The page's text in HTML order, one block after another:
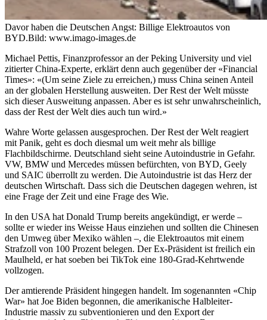
Davor haben die Deutschen Angst: Billige Elektroautos von
BYD.Bild: www.imago-images.de
Michael Pettis, Finanzprofessor an der Peking University und viel
zitierter China-Experte, erklärt denn auch gegenüber der «Financial
Times»: «(Um seine Ziele zu erreichen,) muss China seinen Anteil
an der globalen Herstellung ausweiten. Der Rest der Welt müsste
sich dieser Ausweitung anpassen. Aber es ist sehr unwahrscheinlich,
dass der Rest der Welt dies auch tun wird.»
Wahre Worte gelassen ausgesprochen. Der Rest der Welt reagiert
mit Panik, geht es doch diesmal um weit mehr als billige
Flachbildschirme. Deutschland sieht seine Autoindustrie in Gefahr.
VW, BMW und Mercedes müssen befürchten, von BYD, Geely
und SAIC überrollt zu werden. Die Autoindustrie ist das Herz der
deutschen Wirtschaft. Dass sich die Deutschen dagegen wehren, ist
eine Frage der Zeit und eine Frage des Wie.
In den USA hat Donald Trump bereits angekündigt, er werde –
sollte er wieder ins Weisse Haus einziehen und sollten die Chinesen
den Umweg über Mexiko wählen –, die Elektroautos mit einem
Strafzoll von 100 Prozent belegen. Der Ex-Präsident ist freilich ein
Maulheld, er hat soeben bei TikTok eine 180-Grad-Kehrtwende
vollzogen.
Der amtierende Präsident hingegen handelt. Im sogenannten «Chip
War» hat Joe Biden begonnen, die amerikanische Halbleiter-
Industrie massiv zu subventionieren und den Export der